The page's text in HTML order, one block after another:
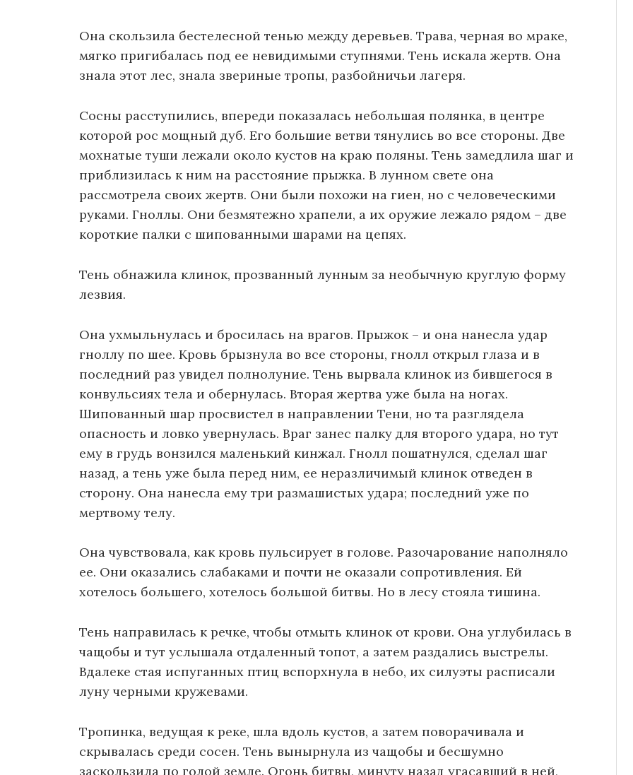
Она скользила бестелесной тенью между деревьев. Трава, черная во мраке,
мягко пригибалась под ее невидимыми ступнями. Тень искала жертв. Она
знала этот лес, знала звериные тропы, разбойничьи лагеря.
Сосны расступились, впереди показалась небольшая полянка, в центре
которой рос мощный дуб. Его большие ветви тянулись во все стороны. Две
мохнатые туши лежали около кустов на краю поляны. Тень замедлила шаг и
приблизилась к ним на расстояние прыжка. В лунном свете она
рассмотрела своих жертв. Они были похожи на гиен, но с человеческими
руками. Гноллы. Они безмятежно храпели, а их оружие лежало рядом – две
короткие палки с шипованными шарами на цепях.
Тень обнажила клинок, прозванный лунным за необычную круглую форму
лезвия.
Она ухмыльнулась и бросилась на врагов. Прыжок – и она нанесла удар
гноллу по шее. Кровь брызнула во все стороны, гнолл открыл глаза и в
последний раз увидел полнолуние. Тень вырвала клинок из бившегося в
конвульсиях тела и обернулась. Вторая жертва уже была на ногах.
Шипованный шар просвистел в направлении Тени, но та разглядела
опасность и ловко увернулась. Враг занес палку для второго удара, но тут
ему в грудь вонзился маленький кинжал. Гнолл пошатнулся, сделал шаг
назад, а тень уже была перед ним, ее неразличимый клинок отведен в
сторону. Она нанесла ему три размашистых удара; последний уже по
мертвому телу.
Она чувствовала, как кровь пульсирует в голове. Разочарование наполняло
ее. Они оказались слабаками и почти не оказали сопротивления. Ей
хотелось большего, хотелось большой битвы. Но в лесу стояла тишина.
Тень направилась к речке, чтобы отмыть клинок от крови. Она углубилась в
чащобы и тут услышала отдаленный топот, а затем раздались выстрелы.
Вдалеке стая испуганных птиц вспорхнула в небо, их силуэты расписали
луну черными кружевами.
Тропинка, ведущая к реке, шла вдоль кустов, а затем поворачивала и
скрывалась среди сосен. Тень вынырнула из чащобы и бесшумно
заскользила по голой земле. Огонь битвы, минуту назад угасавший в ней,